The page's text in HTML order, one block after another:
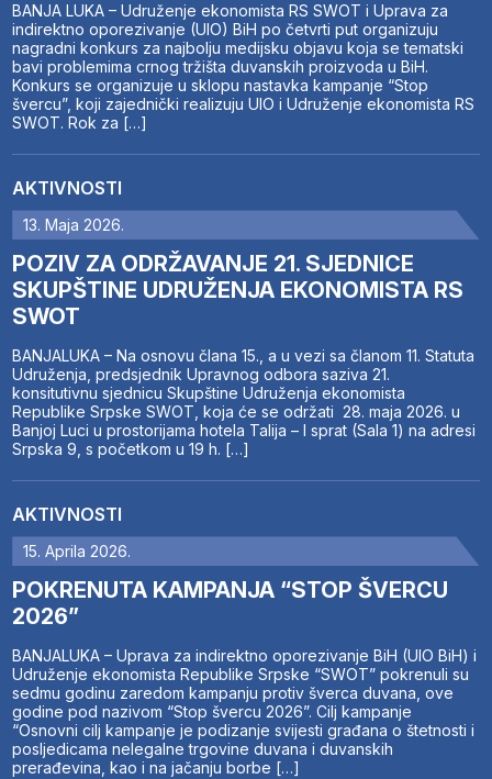
BANJA LUKA – Udruženje ekonomista RS SWOT i Uprava za
indirektno oporezivanje (UIO) BiH po četvrti put organizuju
nagradni konkurs za najbolju medijsku objavu koja se tematski
bavi problemima crnog tržišta duvanskih proizvoda u BiH.
Konkurs se organizuje u sklopu nastavka kampanje “Stop
švercu”, koji zajednički realizuju UIO i Udruženje ekonomista RS
SWOT. Rok za […]
AKTIVNOSTI
13. Maja 2026.
POZIV ZA ODRŽAVANJE 21. SJEDNICE
SKUPŠTINE UDRUŽENJA EKONOMISTA RS
SWOT
BANJALUKA – Na osnovu člana 15., a u vezi sa članom 11. Statuta
Udruženja, predsjednik Upravnog odbora saziva 21.
konsitutivnu sjednicu Skupštine Udruženja ekonomista
Republike Srpske SWOT, koja će se održati 28. maja 2026. u
Banjoj Luci u prostorijama hotela Talija – I sprat (Sala 1) na adresi
Srpska 9, s početkom u 19 h. […]
AKTIVNOSTI
15. Aprila 2026.
POKRENUTA KAMPANJA “STOP ŠVERCU
2026”
BANJALUKA – Uprava za indirektno oporezivanje BiH (UIO BiH) i
Udruženje ekonomista Republike Srpske “SWOT” pokrenuli su
sedmu godinu zaredom kampanju protiv šverca duvana, ove
godine pod nazivom “Stop švercu 2026”. Cilj kampanje
“Osnovni cilj kampanje je podizanje svijesti građana o štetnosti i
posljedicama nelegalne trgovine duvana i duvanskih
prerađevina, kao i na jačanju borbe […]